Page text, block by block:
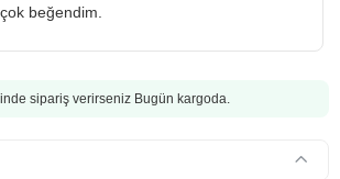
beğendim.
sipariş verirseniz Bugün kargoda.